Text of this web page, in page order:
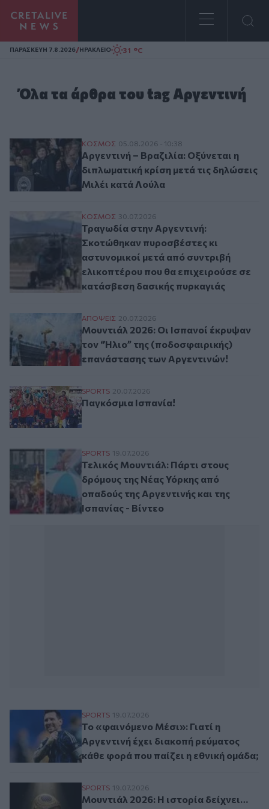
Homepage
ΠΑΡΑΣΚΕΥΗ 7.8.2026/ΗΡΑΚΛΕΙΟ 31 °C
Όλα τα άρθρα του tag Αργεντινή
Αργεντινή – Βραζιλία: Οξύνεται η
ΚΟΣΜΟΣ 05.08.2026 - 10:38
Αργεντινή – Βραζιλία: Οξύνεται η
διπλωματική κρίση μετά τις δηλώσεις
Μιλέι κατά Λούλα
Τραγωδία στην Αργεντινή: Σκοτώθηκαν
ΚΟΣΜΟΣ 30.07.2026
Τραγωδία στην Αργεντινή:
Σκοτώθηκαν πυροσβέστες κι
αστυνομικοί μετά από συντριβή
ελικοπτέρου που θα επιχειρούσε σε
κατάσβεση δασικής πυρκαγιάς
Μουντιάλ 2026: Οι Ισπανοί έκρυψαν τον
ΑΠΟΨΕΙΣ 20.07.2026
Μουντιάλ 2026: Οι Ισπανοί έκρυψαν
τον “Ήλιο” της (ποδοσφαιρικής)
επανάστασης των Αργεντινών!
Παγκόσμια Ισπανία!
SPORTS 20.07.2026
Παγκόσμια Ισπανία!
Τελικός Μουντιάλ: Πάρτι στους δρόμους
SPORTS 19.07.2026
Τελικός Μουντιάλ: Πάρτι στους
δρόμους της Νέας Υόρκης από
οπαδούς της Αργεντινής και της
Ισπανίας - Βίντεο
Το «φαινόμενο Μέσι»: Γιατί η Αργεντινή
SPORTS 19.07.2026
Το «φαινόμενο Μέσι»: Γιατί η
Αργεντινή έχει διακοπή ρεύματος
κάθε φορά που παίζει η εθνική ομάδα;
Μουντιάλ 2026: Η ιστορία δείχνει… γκολ
SPORTS 19.07.2026
Μουντιάλ 2026: Η ιστορία δείχνει…